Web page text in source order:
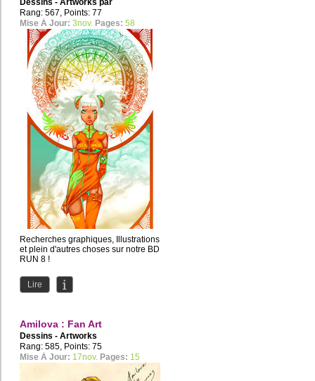
Dessins - Artworks par
studio.takoyaki
Rang: 567, Points: 77
Mise À Jour: 3nov. Pages: 58
Recherches graphiques, Illustrations
et plein d'autres choses sur notre BD
RUN 8 !
Lire
Amilova : Fan Art
Dessins - Artworks
Rang: 585, Points: 75
Mise À Jour: 17nov. Pages: 15